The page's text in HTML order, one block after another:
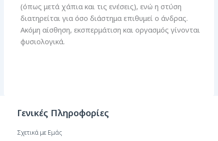
(όπως μετά χάπια και τις ενέσεις), ενώ η στύση
διατηρείται για όσο διάστημα επιθυμεί ο άνδρας.
Ακόμη αίσθηση, εκσπερμάτιση και οργασμός γίνονται
φυσιολογικά.
Γενικές Πληροφορίες
Σχετικά με Εμάς